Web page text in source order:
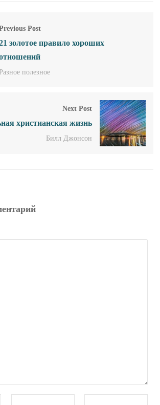
Post
золотое правило хороших
Разное полезное
Next Post
христианская жизнь
Билл Джонсон